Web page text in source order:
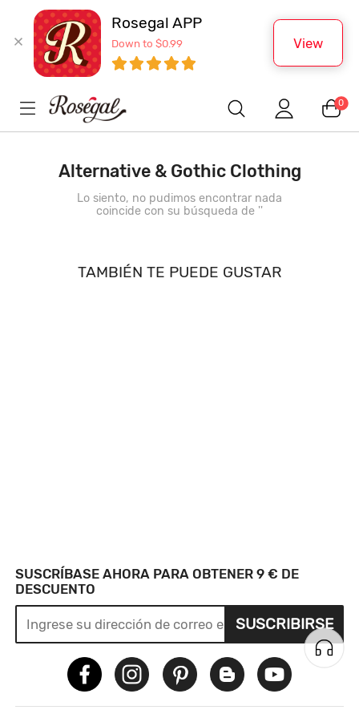
Rosegal APP
Down to $0.99 View
0
Alternative & Gothic Clothing
Lo siento, no pudimos encontrar nada
coincide con su búsqueda de ''
TAMBIÉN TE PUEDE GUSTAR
SUSCRÍBASE AHORA PARA OBTENER 9 € DE
DESCUENTO
SUSCRIBIRSE